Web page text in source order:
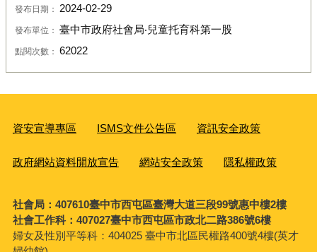
發布日期： 2024-02-29
發布單位： 臺中市政府社會局‧兒童托育科第一股
點閱次數： 62022
資安宣導專區 ISMS文件公告區 資訊安全政策
政府網站資料開放宣告 網站安全政策 隱私權政策
社會局：407610臺中市西屯區臺灣大道三段99號惠中樓2樓
社會工作科：407027臺中市西屯區市政北二路386號6樓
婦女及性別平等科： 404025 臺中市北區民權路400號4樓(英才